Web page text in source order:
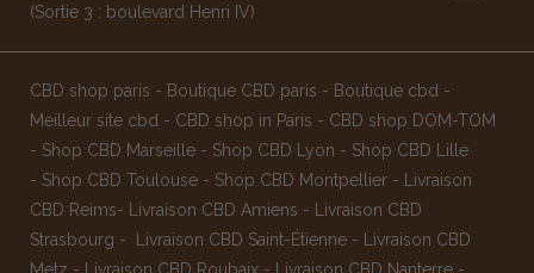
(Sortie 3 : boulevard Henri IV)
CBD shop paris - Boutique CBD paris - Boutique cbd -
Meilleur site cbd - CBD shop in Paris - CBD shop DOM-TOM
- Shop CBD Marseille - Shop CBD Lyon - Shop CBD Lille
- Shop CBD Toulouse - Shop CBD Montpellier - Livraison
CBD Reims- Livraison CBD Amiens - Livraison CBD
Strasbourg - Livraison CBD Saint-Étienne - Livraison CBD